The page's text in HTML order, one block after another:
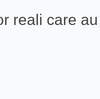
reali care